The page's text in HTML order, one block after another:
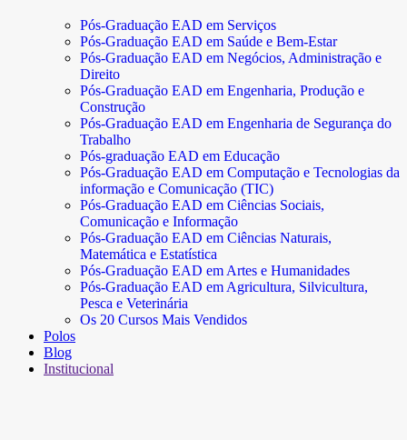
Pós-Graduação EAD em Serviços
Pós-Graduação EAD em Saúde e Bem-Estar
Pós-Graduação EAD em Negócios, Administração e
Direito
Pós-Graduação EAD em Engenharia, Produção e
Construção
Pós-Graduação EAD em Engenharia de Segurança do
Trabalho
Pós-graduação EAD em Educação
Pós-Graduação EAD em Computação e Tecnologias da
informação e Comunicação (TIC)
Pós-Graduação EAD em Ciências Sociais,
Comunicação e Informação
Pós-Graduação EAD em Ciências Naturais,
Matemática e Estatística
Pós-Graduação EAD em Artes e Humanidades
Pós-Graduação EAD em Agricultura, Silvicultura,
Pesca e Veterinária
Os 20 Cursos Mais Vendidos
Polos
Blog
Institucional